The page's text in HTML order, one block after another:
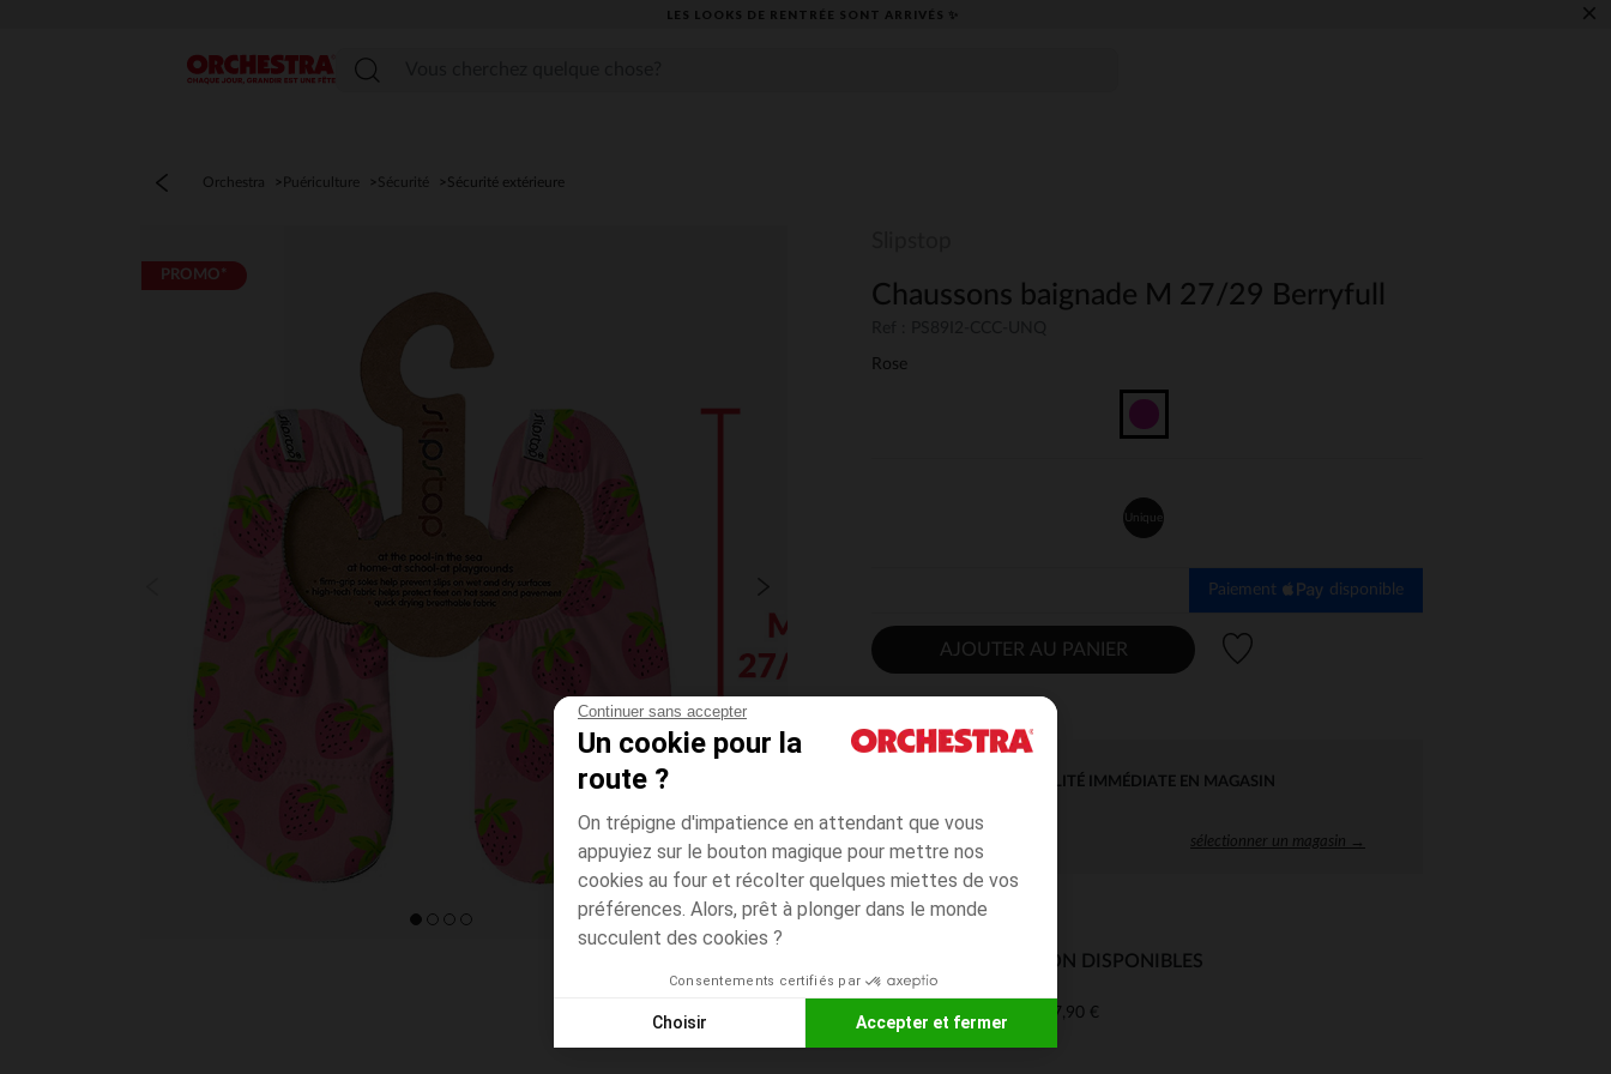
Continuer sans accepter
Un cookie pour la
route ?
On trépigne d'impatience en attendant que vous
appuyiez sur le bouton magique pour mettre nos
cookies au four et récolter quelques miettes de vos
préférences. Alors, prêt à plonger dans le monde
succulent des cookies ?
Consentements certifiés par
Choisir Accepter et fermer
LES LOOKS DE RENTRÉE SONT ARRIVÉS ✨ ×
Menu
Orchestra Puériculture Sécurité Sécurité extérieure
PROMO*
Chaussons baignade M 27/29 Berryfull
Rose
Unique
Paiement disponible
AJOUTER AU PANIER
DISPONIBILITÉ IMMÉDIATE EN MAGASIN
sélectionner un magasin →
MODES DE LIVRAISON DISPONIBLES
Mon domicile 7,90 €